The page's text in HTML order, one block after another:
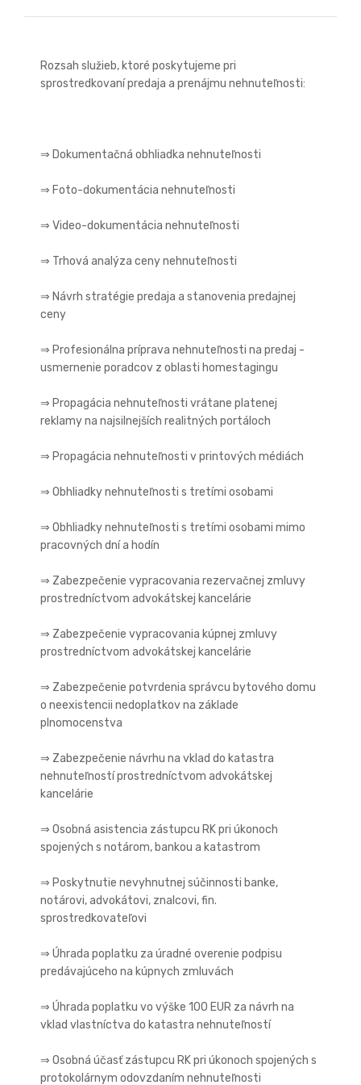
Rozsah služieb, ktoré poskytujeme pri
sprostredkovaní predaja a prenájmu nehnuteľnosti:
⇒ Dokumentačná obhliadka nehnuteľnosti
⇒ Foto-dokumentácia nehnuteľnosti
⇒ Video-dokumentácia nehnuteľnosti
⇒ Trhová analýza ceny nehnuteľnosti
⇒ Návrh stratégie predaja a stanovenia predajnej
ceny
⇒ Profesionálna príprava nehnuteľnosti na predaj -
usmernenie poradcov z oblasti homestagingu
⇒ Propagácia nehnuteľnosti vrátane platenej
reklamy na najsilnejších realitných portáloch
⇒ Propagácia nehnuteľnosti v printových médiách
⇒ Obhliadky nehnuteľnosti s tretími osobami
⇒ Obhliadky nehnuteľnosti s tretími osobami mimo
pracovných dní a hodín
⇒ Zabezpečenie vypracovania rezervačnej zmluvy
prostredníctvom advokátskej kancelárie
⇒ Zabezpečenie vypracovania kúpnej zmluvy
prostredníctvom advokátskej kancelárie
⇒ Zabezpečenie potvrdenia správcu bytového domu
o neexistencii nedoplatkov na základe
plnomocenstva
⇒ Zabezpečenie návrhu na vklad do katastra
nehnuteľností prostredníctvom advokátskej
kancelárie
⇒ Osobná asistencia zástupcu RK pri úkonoch
spojených s notárom, bankou a katastrom
⇒ Poskytnutie nevyhnutnej súčinnosti banke,
notárovi, advokátovi, znalcovi, fin.
sprostredkovateľovi
⇒ Úhrada poplatku za úradné overenie podpisu
predávajúceho na kúpnych zmluvách
⇒ Úhrada poplatku vo výške 100 EUR za návrh na
vklad vlastníctva do katastra nehnuteľností
⇒ Osobná účasť zástupcu RK pri úkonoch spojených s
protokolárnym odovzdaním nehnuteľnosti